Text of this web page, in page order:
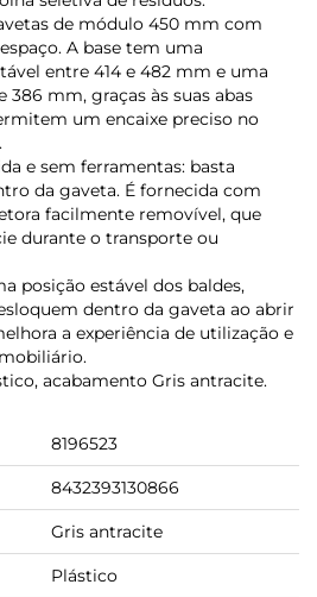
de módulo 450 mm com
A base tem uma
entre 414 e 482 mm e uma
386 mm, graças às suas abas
um encaixe preciso no
e sem ferramentas: basta
da gaveta. É fornecida com
facilmente removível, que
durante o transporte ou
posição estável dos baldes,
dentro da gaveta ao abrir
a experiência de utilização e
acabamento Gris antracite.
8196523
8432393130866
Gris antracite
Plástico